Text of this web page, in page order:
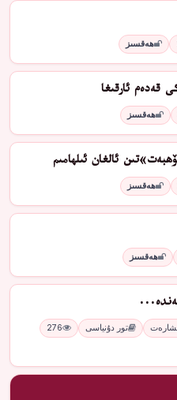
ھەقسىز
قەدەم ئارقىغا
ھەقسىز
ئالغان ئىلھامىم
ھەقسىز
ھەقسىز
تور دۇنياسى
276